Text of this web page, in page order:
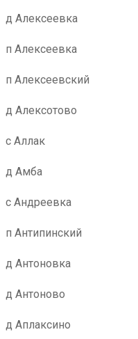
д Алексеевка
п Алексеевка
п Алексеевский
д Алексотово
с Аллак
д Амба
с Андреевка
п Антипинский
д Антоновка
д Антоново
д Аплаксино